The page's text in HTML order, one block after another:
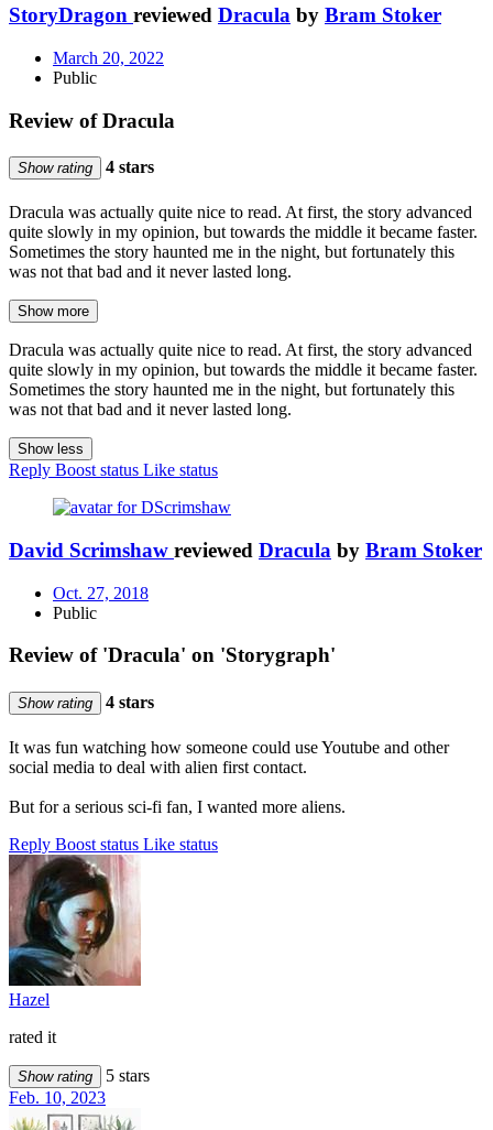
StoryDragon reviewed Dracula by Bram Stoker
March 20, 2022
Public
Review of Dracula
Show rating 4 stars
Dracula was actually quite nice to read. At first, the story advanced
quite slowly in my opinion, but towards the middle it became faster.
Sometimes the story haunted me in the night, but fortunately this
was not that bad and it never lasted long.
Show more
Dracula was actually quite nice to read. At first, the story advanced
quite slowly in my opinion, but towards the middle it became faster.
Sometimes the story haunted me in the night, but fortunately this
was not that bad and it never lasted long.
Show less
Reply Boost status Like status
David Scrimshaw reviewed Dracula by Bram Stoker
Oct. 27, 2018
Public
Review of 'Dracula' on 'Storygraph'
Show rating 4 stars
It was fun watching how someone could use Youtube and other
social media to deal with alien first contact.
But for a serious sci-fi fan, I wanted more aliens.
Reply Boost status Like status
Hazel
rated it
Show rating
5 stars
Feb. 10, 2023